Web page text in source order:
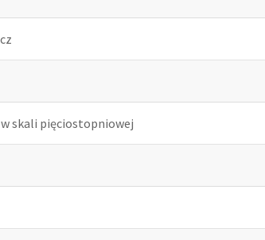
skali pięciostopniowej